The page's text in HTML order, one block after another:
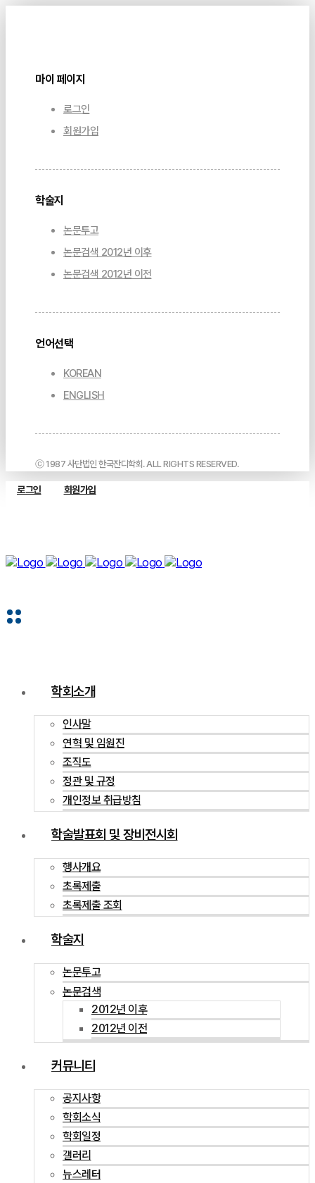
마이 페이지
로그인
회원가입
학술지
논문투고
논문검색 2012년 이후
논문검색 2012년 이전
언어선택
KOREAN
ENGLISH
ⓒ 1987 사단법인 한국잔디학회. ALL RIGHTS RESERVED.
로그인 회원가입
학회소개
인사말
연혁 및 임원진
조직도
정관 및 규정
개인정보 취급방침
학술발표회 및 장비전시회
행사개요
초록제출
초록제출 조회
학술지
논문투고
논문검색
2012년 이후
2012년 이전
커뮤니티
공지사항
학회소식
학회일정
갤러리
뉴스레터